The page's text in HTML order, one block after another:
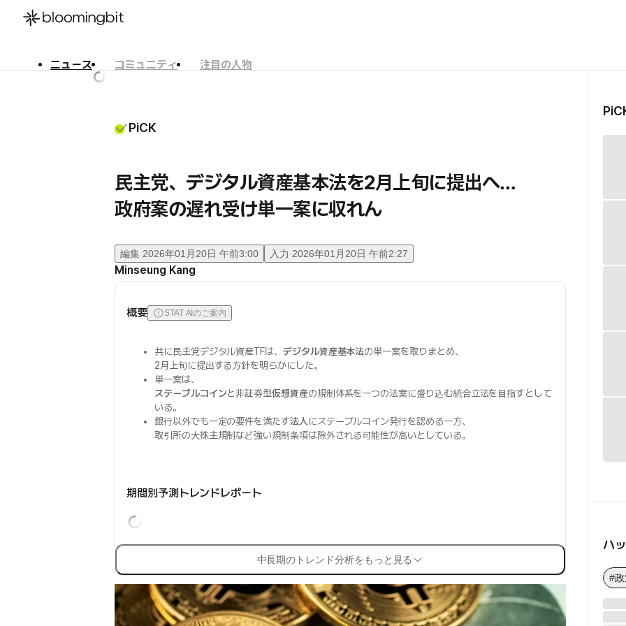
ニュース コミュニティ
注目の人物
PiCK
民主党、デジタル資産基本法を2月上旬に提出へ…
政府案の遅れ受け単一案に収れん
編集 2026年01月20日 午前3:00 入力 2026年01月20日 午前2:27
Minseung Kang
概要 STAT AIのご案内
共に民主党デジタル資産TFは、 デジタル資産基本法の単一案を取りまとめ、
2月上旬に提出する方針を明らかにした。
単一案は、
ステーブルコインと非証券型仮想資産の規制体系を一つの法案に盛り込む統合立法を目指すとして
いる。
銀行以外でも一定の要件を満たす法人 にステーブルコイン発行を認める一方、
取引所の大株主規制など強い規制条項は除外される可能性が高いとしている。
期間別予測トレンドレポート
中長期のトレンド分析をもっと見る
ハ
#